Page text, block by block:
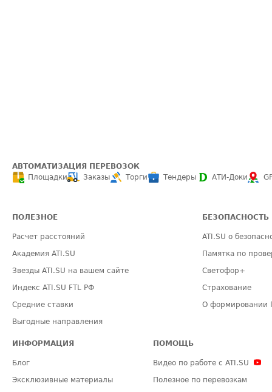
АВТОМАТИЗАЦИЯ ПЕРЕВОЗОК
Площадки
Заказы Торги Тендеры АТИ-Доки
ПОЛЕЗНОЕ
Расчет расстояний
Академия ATI.SU
Звезды ATI.SU на вашем сайте
Индекс ATI.SU FTL РФ
Средние ставки
Выгодные направления
БЕЗОПАСНОСТЬ
ATI.SU о
Памятка по
Светофор+
Страхование
О формировании
ИНФОРМАЦИЯ
Блог
Эксклюзивные материалы
ПОМОЩЬ
Видео по работе с ATI.SU
Полезное по перевозкам